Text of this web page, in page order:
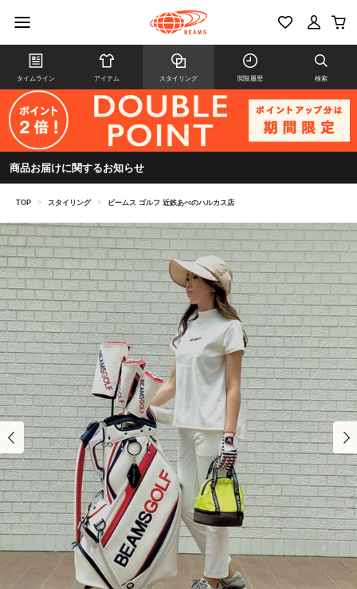
タイムライン アイテム スタイリング 閲覧履歴 検索
商品お届けに関するお知らせ
TOP > スタイリング > ビームス ゴルフ 近鉄あべのハルカス店